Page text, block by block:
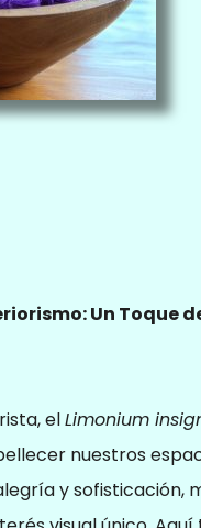
Un Toque
elLimonium
nuestros
y sofisticación,